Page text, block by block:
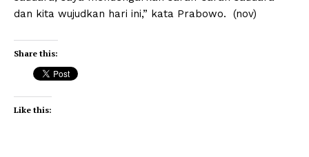
dan kita wujudkan hari ini,” kata Prabowo. (nov)
Share this:
Like this: